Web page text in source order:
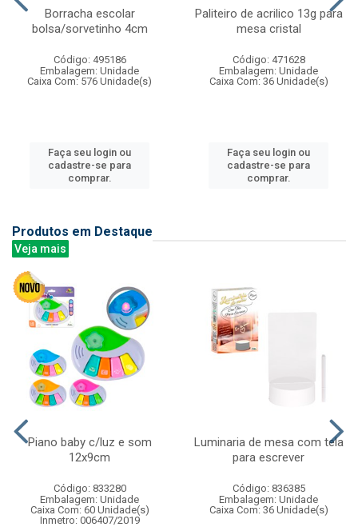
Borracha escolar
bolsa/sorvetinho 4cm
Código: 495186
Embalagem: Unidade
Caixa Com: 576 Unidade(s)
Faça seu login ou
cadastre-se para
comprar.
Paliteiro de acrilico 13g para
mesa cristal
Código: 471628
Embalagem: Unidade
Caixa Com: 36 Unidade(s)
Faça seu login ou
cadastre-se para
comprar.
Produtos em Destaque
Veja mais
Piano baby c/luz e som
12x9cm
Código: 833280
Embalagem: Unidade
Caixa Com: 60 Unidade(s)
Inmetro: 006407/2019
Luminaria de mesa com tela
para escrever
Código: 836385
Embalagem: Unidade
Caixa Com: 36 Unidade(s)